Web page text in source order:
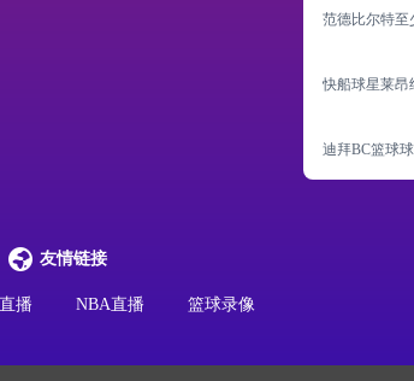
范德比尔特至
快船球星莱昂
迪拜BC篮球
友情链接
播 NBA直播 篮球录像